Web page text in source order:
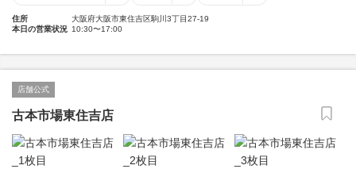
住所
大阪府大阪市東住吉区駒川3丁目27-19
本日の営業状況 10:30〜17:00
店舗公式
古本市場東住吉店